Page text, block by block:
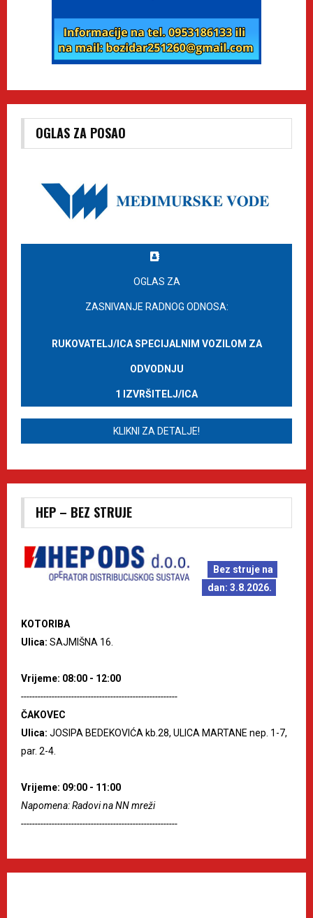
OGLAS ZA POSAO
OGLAS ZA
ZASNIVANJE RADNOG ODNOSA:
RUKOVATELJ/ICA SPECIJALNIM VOZILOM ZA
ODVODNJU
1 IZVRŠITELJ/ICA
KLIKNI ZA DETALJE!
HEP – BEZ STRUJE
Bez struje na
dan: 3.8.2026.
KOTORIBA
Ulica: SAJMIŠNA 16.
Vrijeme: 08:00 - 12:00
--------------------------------------------------------
ČAKOVEC
Ulica: JOSIPA BEDEKOVIĆA kb.28, ULICA MARTANE nep. 1-7,
par. 2-4.
Vrijeme: 09:00 - 11:00
Napomena: Radovi na NN mreži
--------------------------------------------------------